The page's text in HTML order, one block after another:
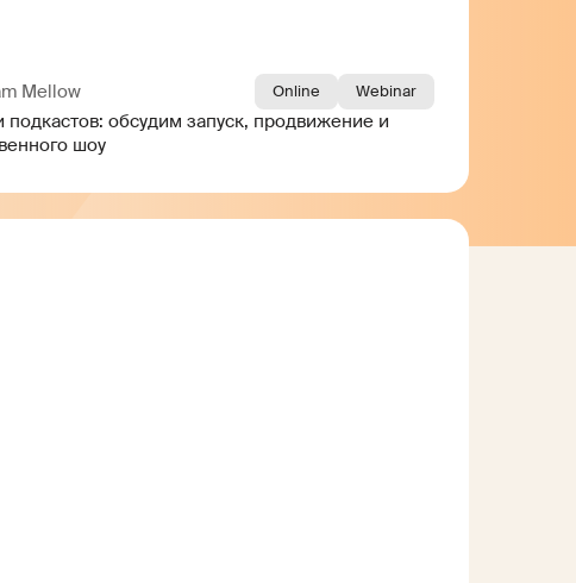
Mellow Online Webinar
обсудим запуск, продвижение и
шоу